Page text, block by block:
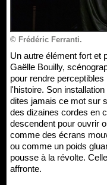
© Frédéric Ferranti.
Un autre élément fort et pertinent est né de l'imagination de
Gaëlle Bouilly,
pour rendre
l'histoire. Son
dites jamais ce mot sur
des dizaines cordes en
descendent pour ouvrir
comme des écrans
ou comme un poids
pousse à la révolte.
affronte.